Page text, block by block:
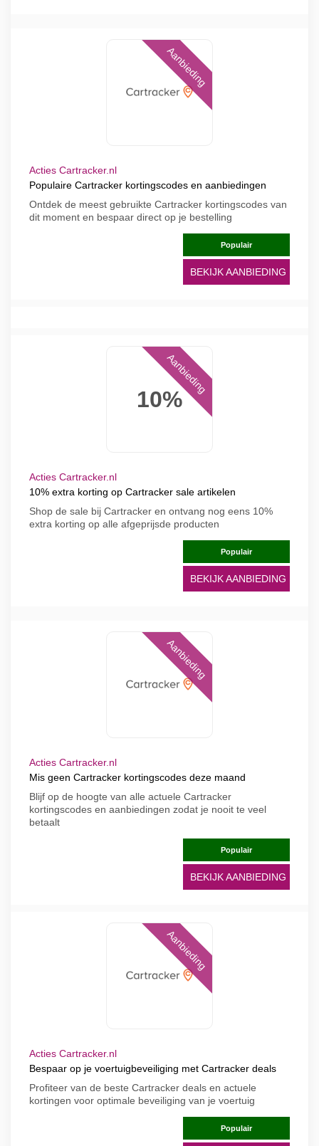
Aanbieding
Acties Cartracker.nl
Populaire Cartracker kortingscodes en aanbiedingen
Ontdek de meest gebruikte Cartracker kortingscodes van
dit moment en bespaar direct op je bestelling
Populair
BEKIJK AANBIEDING
10%
Aanbieding
Acties Cartracker.nl
10% extra korting op Cartracker sale artikelen
Shop de sale bij Cartracker en ontvang nog eens 10%
extra korting op alle afgeprijsde producten
Populair
BEKIJK AANBIEDING
Aanbieding
Acties Cartracker.nl
Mis geen Cartracker kortingscodes deze maand
Blijf op de hoogte van alle actuele Cartracker
kortingscodes en aanbiedingen zodat je nooit te veel
betaalt
Populair
BEKIJK AANBIEDING
Aanbieding
Acties Cartracker.nl
Bespaar op je voertuigbeveiliging met Cartracker deals
Profiteer van de beste Cartracker deals en actuele
kortingen voor optimale beveiliging van je voertuig
Populair